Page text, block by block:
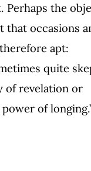
Perhaps the
that occasions
apt:
quite
of revelation or
of